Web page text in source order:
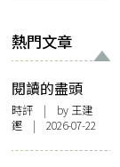
熱門文章
閱讀的盡頭
時評 | by 王建
鏗 | 2026-07-22